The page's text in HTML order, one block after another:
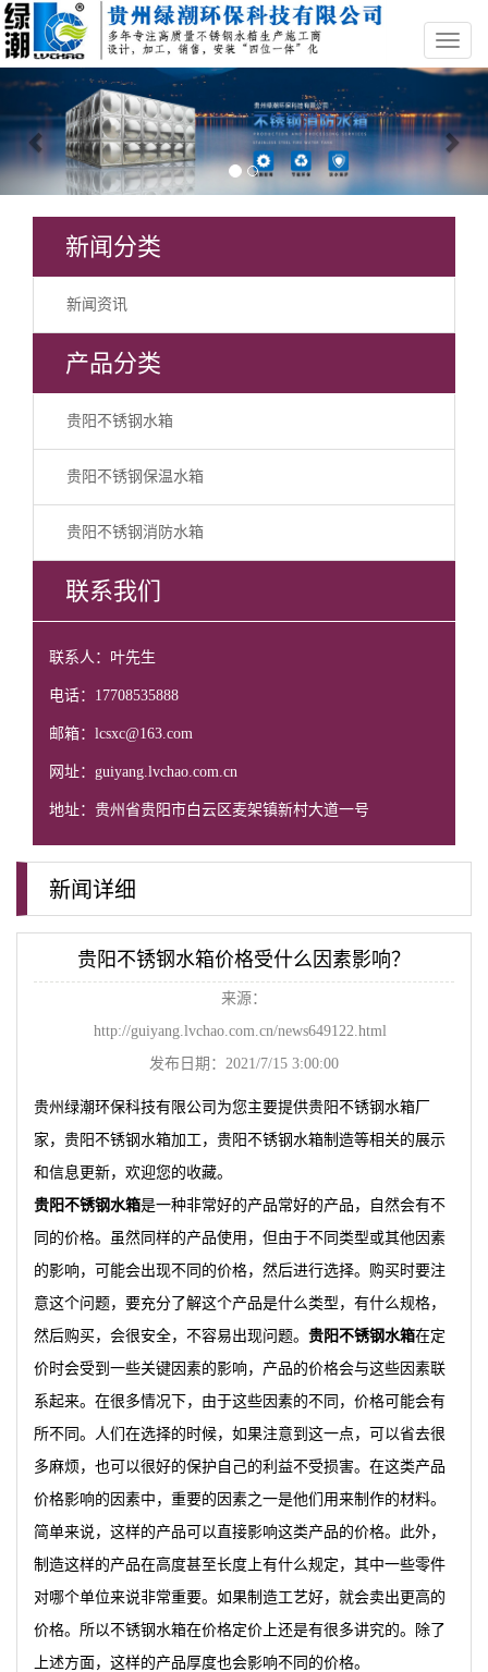
Previous
新闻分类
新闻资讯
产品分类
贵阳不锈钢水箱
贵阳不锈钢保温水箱
贵阳不锈钢消防水箱
联系我们
联系人：叶先生
电话：17708535888
邮箱：lcsxc@163.com
网址：guiyang.lvchao.com.cn
地址：贵州省贵阳市白云区麦架镇新村大道一号
新闻详细
贵阳不锈钢水箱价格受什么因素影响？
来源：
http://guiyang.lvchao.com.cn/news649122.html
发布日期：2021/7/15 3:00:00
贵州绿潮环保科技有限公司为您主要提供贵阳不锈钢水箱厂
家 ，贵阳不锈钢水箱加工，贵阳不锈钢水箱制造等相关的展示
和信息更新，欢迎您的收藏。
贵阳不锈钢水箱是一种非常好的产品常好的产品，自然会有不
同的价格。虽然同样的产品使用，但由于不同类型或其他因素
的影响，可能会出现不同的价格，然后进行选择。购买时要注
意这个问题，要充分了解这个产品是什么类型，有什么规格，
然后购买，会很安全，不容易出现问题。 贵阳不锈钢水箱在定
价时会受到一些关键因素的影响，产品的价格会与这些因素联
系起来。在很多情况下，由于这些因素的不同，价格可能会有
所不同。人们在选择的时候，如果注意到这一点，可以省去很
多麻烦，也可以很好的保护自己的利益不受损害。在这类产品
价格影响的因素中，重要的因素之一是他们用来制作的材料。
简单来说，这样的产品可以直接影响这类产品的价格。此外，
制造这样的产品在高度甚至长度上有什么规定，其中一些零件
对哪个单位来说非常重要。如果制造工艺好，就会卖出更高的
价格。所以不锈钢水箱在价格定价上还是有很多讲究的。除了
上述方面，这样的产品厚度也会影响不同的价格。